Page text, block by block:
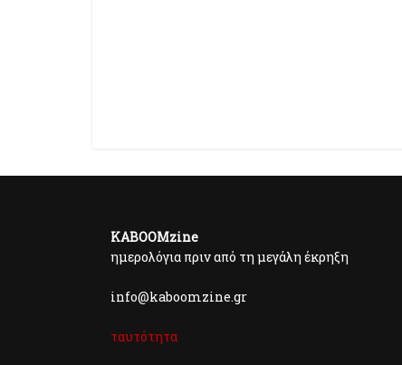
KABOOMzine
ημερολόγια πριν από τη μεγάλη έκρηξη
info@kaboomzine.gr
ταυτότητα